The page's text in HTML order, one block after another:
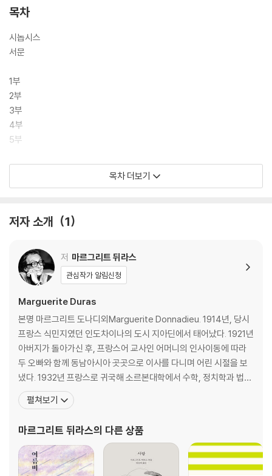
나리오가 출판된 것은 영화 개봉 다음 해인 1960년이다. 여기에는 영화에
록, 비망록, 주인공들의 초상이 덧붙여져 있다. 이 책은 영화의 토대가 되는
시나리오이면서 동시에 소설적인 요소를 포함한 여러 장르의 글쓰기가 혼
에, 낭독하는 듯한 메마른 목소리의 시적 내레이션을 싣고, 과거와 현재,
평온한 풍경과 폐허의 이미지를 교차 편집하여 보는 이의 마음에 파문을
일으켰다. 당대의 규범을 거침없이 뛰어넘는 글쓰기를 고집한 소설가과 새
로운 영상 미학의 선두 주자인 영화감독이 만나 시적인 영상과 대사를 담
은 아름다운 작품이 탄생하게 된 것이다.
목차
시놉시스
서문
1부
2부
3부
4부
5부
부록
프랑스 여자의 초상
작품 해설
작가 연보
목차 더보기
저자 소개 1
저 마르그리트 뒤라스
관심작가 알림신청
Marguerite Duras
본명 마르그리트 도나디외Marguerite Donnadieu. 1914년, 당시
프랑스 식민지였던 인도차이나의 도시 지아딘에서 태어났다. 1921년
아버지가 돌아가신 후, 프랑스어 교사인 어머니의 인사이동에 따라
두 오빠와 함께 동남아시아 곳곳으로 이사를 다니며 어린 시절을 보
냈다. 1932년 프랑스로 귀국해 소르본대학에서 수학, 정치학과 법학
을 공부하고 1943년 첫 소설 『철면피들』을 출간하면서 본격적인 작
품활동을 시작한다. 이차대전중에는 훗날 프랑스의 대통령이 될 프랑
전쟁 반대운동과 68혁명에 참여하는 등
펼쳐보기
마르그리트 뒤라스의 다른 상품